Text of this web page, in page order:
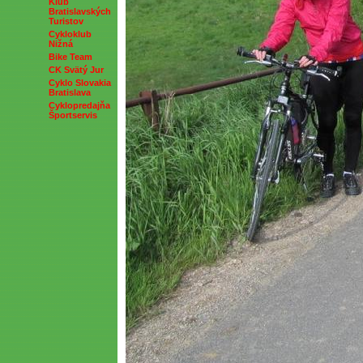
Bratislavských
Turistov
Cykloklub
Nižná
Bike Team
CK Svätý Jur
Cyklo Slovakia
Bratislava
Cyklopredajňa
Športservis